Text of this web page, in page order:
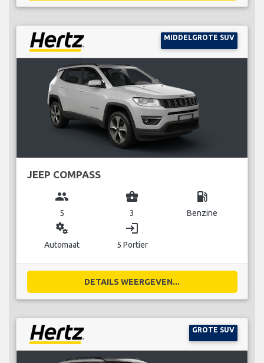
MIDDELGROTE SUV
JEEP COMPASS
group
5
business_center
3
local_gas_station
Benzine
miscellaneous_services
Automaat
login
5 Portier
DETAILS WEERGEVEN...
GROTE SUV